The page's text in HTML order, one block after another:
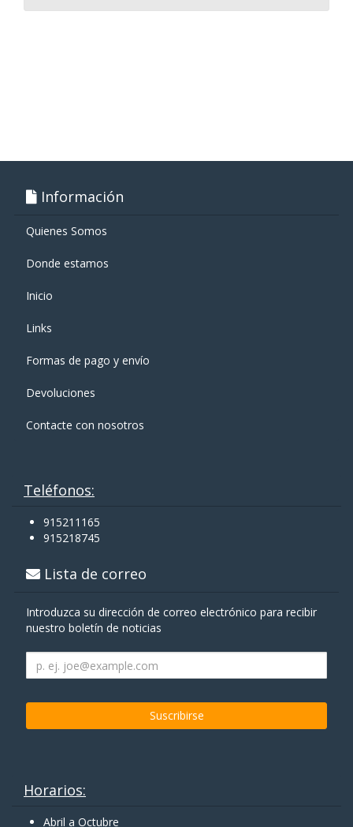
Información
Quienes Somos
Donde estamos
Inicio
Links
Formas de pago y enví­o
Devoluciones
Contacte con nosotros
Teléfonos:
915211165
915218745
Lista de correo
Introduzca su dirección de correo electrónico para recibir
nuestro boletín de noticias
Horarios:
Abril a Octubre